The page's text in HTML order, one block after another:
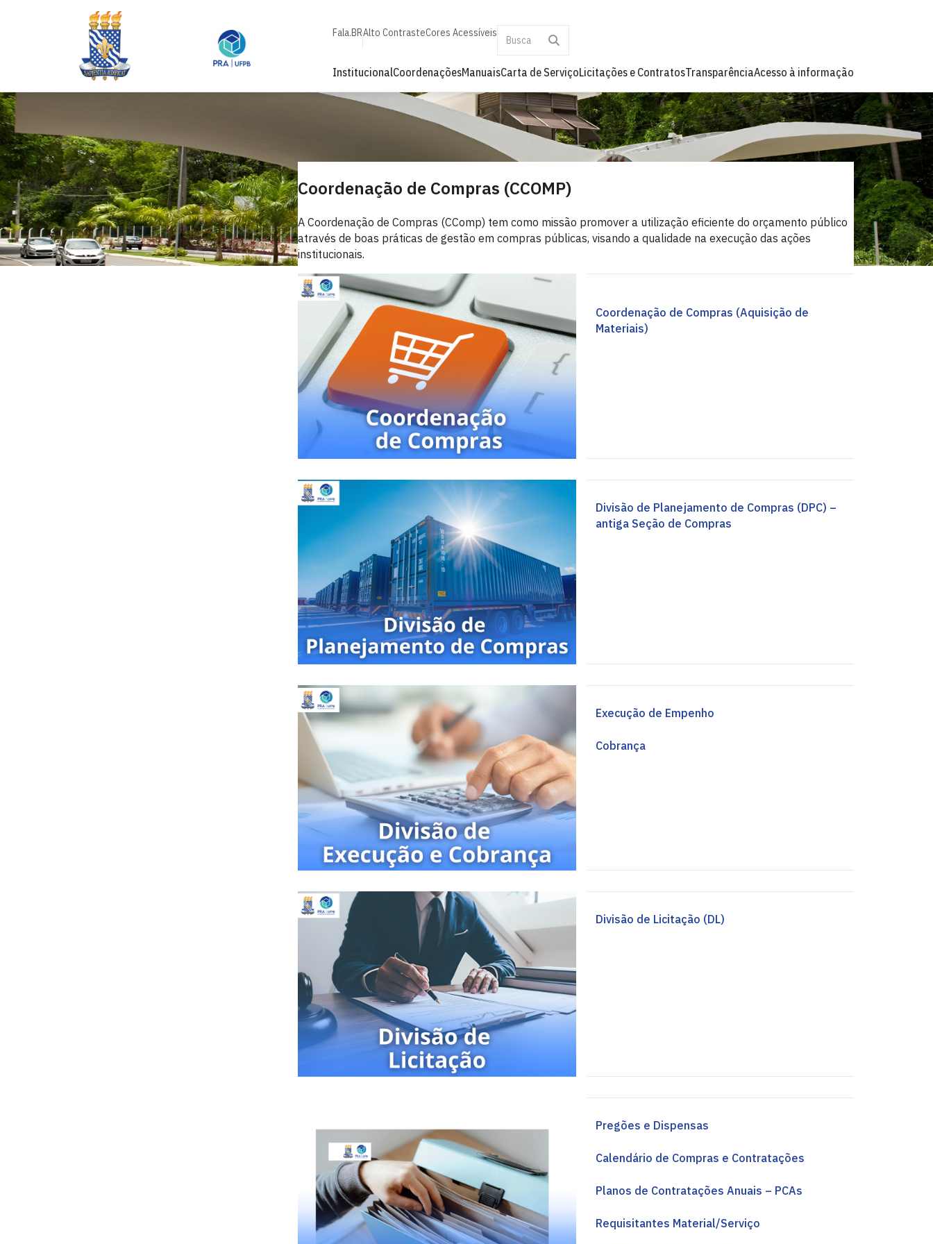
Fala.BRAlto ContrasteCores Acessíveis
InstitucionalCoordenaçõesManuaisCarta de ServiçoLicitações e ContratosTransparênciaAcesso à informação
Coordenação de Compras (CCOMP)
A Coordenação de Compras (CComp) tem como missão promover a utilização eficiente do orçamento público
através de boas práticas de gestão em compras públicas, visando a qualidade na execução das ações
institucionais.
Coordenação de Compras (Aquisição de
Materiais)
Divisão de Planejamento de Compras (DPC) –
antiga Seção de Compras
Execução de Empenho
Cobrança
Divisão de Licitação (DL)
Pregões e Dispensas
Calendário de Compras e Contratações
Planos de Contratações Anuais – PCAs
Requisitantes Material/Serviço